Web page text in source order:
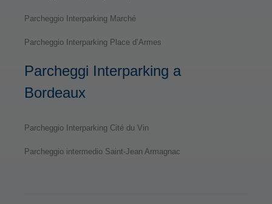
Parcheggio Interparking Marché
Parcheggio Interparking Place d’Armes
Parcheggi Interparking a
Bordeaux
Parcheggio Interparking Cité du Vin
Parcheggio intermedio Saint-Jean Armagnac